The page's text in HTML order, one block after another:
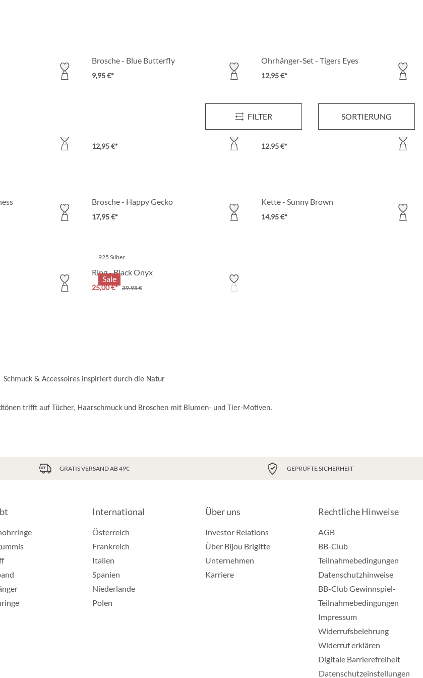
FILTER SORTIERUNG
Brosche - Blue Butterfly
9,95 €*
Ohrhänger-Set - Tigers Eyes
12,95 €*
12,95 €*
Armband-Set - Lava Stone
12,95 €*
Brosche - Happy Gecko
17,95 €*
Kette - Sunny Brown
14,95 €*
Sale
925 Silber
Ring - Black Onyx
25,00 €* 39,95 €
Schmuck & Accessoires inspiriert durch die Natur
trifft auf Tücher, Haarschmuck und Broschen mit Blumen- und Tier-Motiven.
GRATIS VERSAND AB 49€ GEPRÜFTE SICHERHEIT
International
Österreich
Frankreich
Italien
Spanien
Niederlande
Polen
Über uns
Investor Relations
Über Bijou Brigitte
Unternehmen
Karriere
Rechtliche Hinweise
AGB
BB-Club
Teilnahmebedingungen
Datenschutzhinweise
BB-Club Gewinnspiel-
Teilnahmebedingungen
Impressum
Widerrufsbelehrung
Widerruf erklären
Digitale Barrierefreiheit
Datenschutzeinstellungen